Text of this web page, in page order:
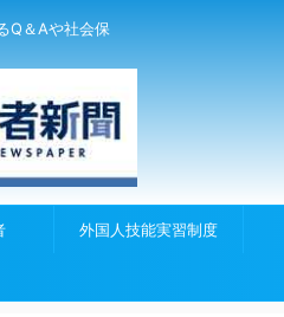
Q＆Aや社会保
外国人技能実習制度